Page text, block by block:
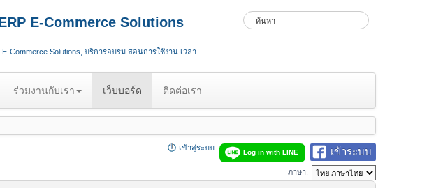
E-Commerce Solutions
Commerce Solutions, บริการอบรม สอนการใช้งาน เวลา
ร่วมงานกับเรา เว็บบอร์ด ติดต่อเรา
เข้าระบบ
Log in with LINE
เข้าสู่ระบบ
ภาษา: